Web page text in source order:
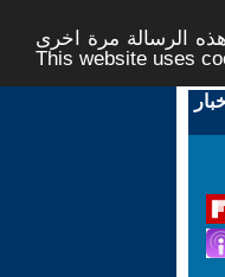
الرسالة مرة اخرى -
This website uses